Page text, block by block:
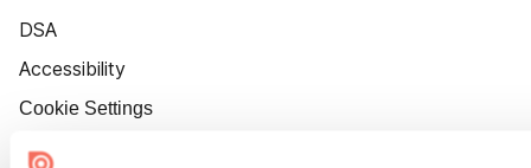
DSA
Accessibility
Cookie Settings